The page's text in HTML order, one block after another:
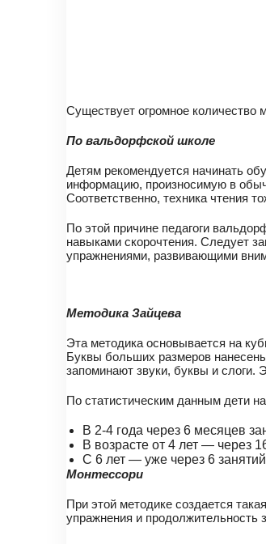
Существует огромное количество
По вальдорфской школе
Детям рекомендуется начинать
информацию, произносимую в
Соответственно, техника чтения
По этой причине педагоги
навыками скорочтения. Следует
упражнениями, развивающими
Методика Зайцева
Эта методика основывается на
Буквы больших размеров
запоминают звуки, буквы и слоги.
По статистическим данным дети
В 2-4 года через 6 месяцев
В возрасте от 4 лет — через
С 6 лет — уже через 6
Монтессори
При этой методике создается
упражнения и продолжительность